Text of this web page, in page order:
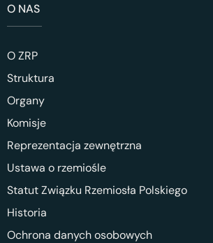
O NAS
O ZRP
Struktura
Organy
Komisje
Reprezentacja zewnętrzna
Ustawa o rzemiośle
Statut Związku Rzemiosła Polskiego
Historia
Ochrona danych osobowych